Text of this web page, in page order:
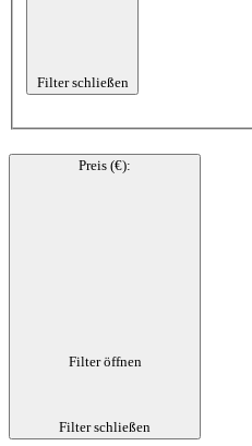
Filter schließen
Preis (€):
Filter öffnen
Filter schließen